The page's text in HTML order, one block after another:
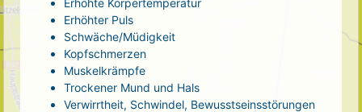
Erhöhter Puls
Schwäche/Müdigkeit
Kopfschmerzen
Muskelkrämpfe
Trockener Mund und Hals
Verwirrtheit, Schwindel, Bewusstseinsstörungen